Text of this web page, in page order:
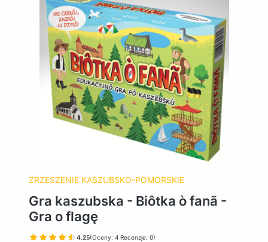
ZRZESZENIE KASZUBSKO-POMORSKIE
Gra kaszubska - Biôtka ò fanã -
Gra o flagę
4.25(Oceny: 4 Recenzje: 0)